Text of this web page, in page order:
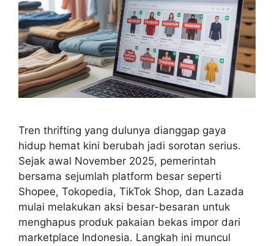
Tren thrifting yang dulunya dianggap gaya
hidup hemat kini berubah jadi sorotan serius.
Sejak awal November 2025, pemerintah
bersama sejumlah platform besar seperti
Shopee, Tokopedia, TikTok Shop, dan Lazada
mulai melakukan aksi besar-besaran untuk
menghapus produk pakaian bekas impor dari
marketplace Indonesia. Langkah ini muncul